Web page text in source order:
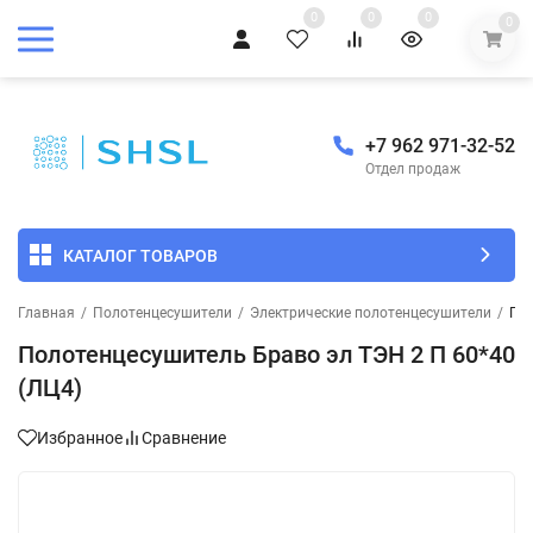
0 0 0 0
+7 962 971-32-52
Отдел продаж
КАТАЛОГ ТОВАРОВ
Главная / Полотенцесушители / Электрические полотенцесушители /
Полотенцесушитель Браво эл ТЭН 2 П 60*40
(ЛЦ4)
Избранное Сравнение